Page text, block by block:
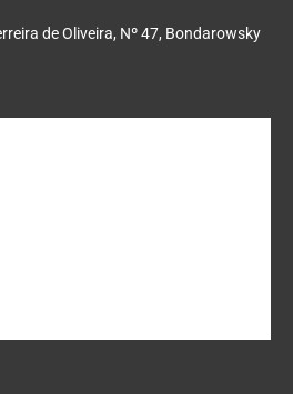
de Oliveira, Nº 47, Bondarowsky